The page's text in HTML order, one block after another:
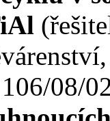
08/